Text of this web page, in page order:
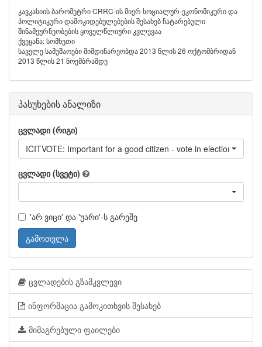
კავკასიის ბარომეტრი CRRC-ის მიერ სოციალურ-ეკონომიკური და
პოლიტიკური დამოკიდებულებების შესახებ ჩატარებული
შინამეურნეობების ყოველწლიური კვლევაა
ქვეყანა: სომხეთი
საველე სამუშაოები მიმდინარეობდა 2013 წლის 26 ოქტომბრიდან
2013 წლის 21 ნოემბრამდე
პასუხების ანალიზი
ცვლადი (რიგი)
ICITVOTE: Important for a good citizen - vote in elections
ცვლადი (სვეტი)
'არ ვიცი' და 'უარი'-ს გარეშე
გამოთვლა
ცვლადების გზამკვლევი
ინფორმაცია გამოკითხვის შესახებ
მიმაგრებული ფაილები